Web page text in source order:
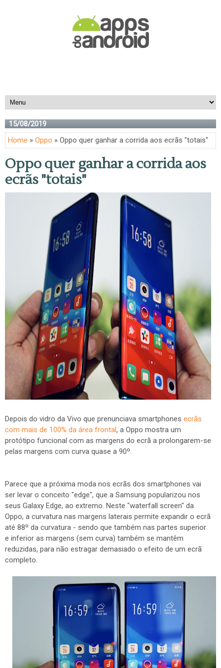
15/08/2019
Home » Oppo » Oppo quer ganhar a corrida aos ecrãs "totais"
Oppo quer ganhar a corrida aos
ecrãs "totais"
Depois do vidro da Vivo que prenunciava smartphones ecrãs
com mais de 100% da área frontal, a Oppo mostra um
protótipo funcional com as margens do ecrã a prolongarem-se
pelas margens com curva quase a 90º.
Parece que a próxima moda nos ecrãs dos smartphones vai
ser levar o conceito "edge", que a Samsung popularizou nos
seus Galaxy Edge, ao extremo. Neste "waterfall screen" da
Oppo, a curvatura nas margens laterais permite expandir o ecrã
até 88º da curvatura - sendo que também nas partes superior
e inferior as margens (sem curva) também se mantêm
reduzidas, para não estragar demasiado o efeito de um ecrã
completo.